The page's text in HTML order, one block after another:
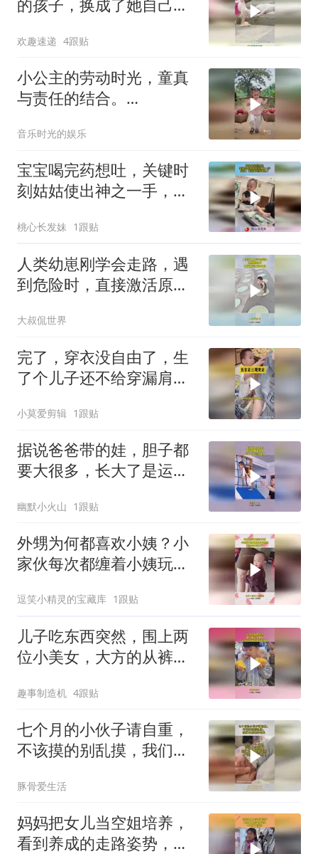
的孩子，换成了她自己的
欢趣速递 4跟贴
小公主的劳动时光，童真
与责任的结合。
音乐时光的娱乐
宝宝喝完药想吐，关键时
刻姑姑使出神之一手，宝
桃心长发妹 1跟贴
人类幼崽刚学会走路，遇
到危险时，直接激活原始
大叔侃世界
完了，穿衣没自由了，生
了个儿子还不给穿漏肩衣
小莫爱剪辑 1跟贴
据说爸爸带的娃，胆子都
要大很多，长大了是运动
幽默小火山 1跟贴
外甥为何都喜欢小姨？小
家伙每次都缠着小姨玩，
逗笑小精灵的宝藏库 1跟贴
儿子吃东西突然，围上两
位小美女，大方的从裤兜
趣事制造机 4跟贴
七个月的小伙子请自重，
不该摸的别乱摸，我们只
豚骨爱生活
妈妈把女儿当空姐培养，
看到养成的走路姿势，爸